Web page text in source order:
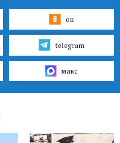
ок
telegram
макс